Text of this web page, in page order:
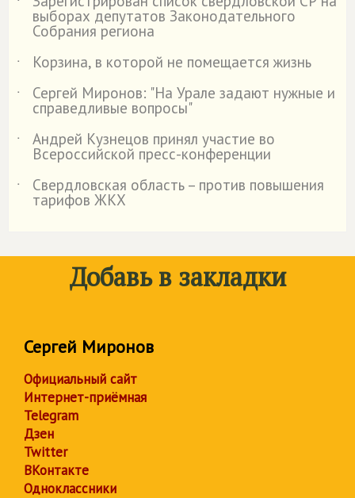
˙
выборах депутатов Законодательного
Собрания региона
˙
Корзина, в которой не помещается жизнь
˙
Сергей Миронов: "На Урале задают нужные и
справедливые вопросы"
˙
Андрей Кузнецов принял участие во
Всероссийской пресс-конференции
˙
Свердловская область – против повышения
тарифов ЖКХ
Добавь в закладки
Сергей Миронов
Официальный сайт
Интернет-приёмная
Telegram
Дзен
Twitter
ВКонтакте
Одноклассники